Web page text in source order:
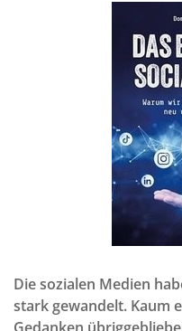
Die sozialen Medien
stark gewandelt. Kaum